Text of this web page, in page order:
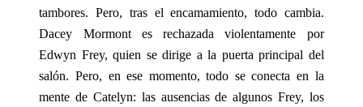
tambores. Pero, tras el encamamiento, todo cambia.
Dacey Mormont es rechazada violentamente por
Edwyn Frey, quien se dirige a la puerta principal del
salón. Pero, en ese momento, todo se conecta en la
mente de Catelyn: las ausencias de algunos Frey, los